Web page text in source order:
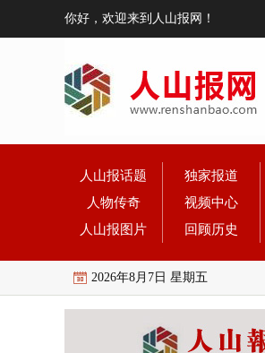
你好，欢迎来到人山报网！
人山报话题 独家报道
人物传奇
视频中心
人山报图片
回顾历史
2026年8月7日 星期五